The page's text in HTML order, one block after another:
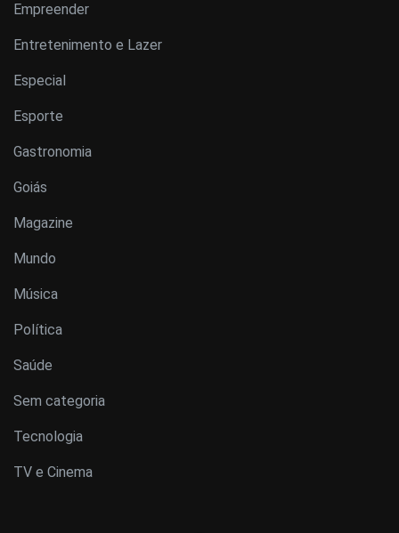
Empreender
Entretenimento e Lazer
Especial
Esporte
Gastronomia
Goiás
Magazine
Mundo
Música
Política
Saúde
Sem categoria
Tecnologia
TV e Cinema